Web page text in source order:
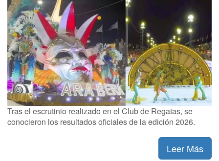
Tras el escrutinio realizado en el Club de Regatas, se
conocieron los resultados oficiales de la edición 2026.
Leer Más